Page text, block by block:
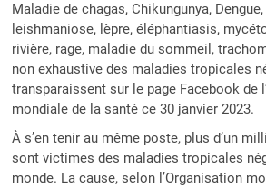
Maladie de chagas, Chikungunya,
leishmaniose, lèpre, éléphantiasis,
rivière, rage, maladie du sommeil,
non exhaustive des maladies tropicales
transparaissent sur le page Facebook de
mondiale de la santé ce 30 janvier 2023.
À s’en tenir au même poste, plus d’un
sont victimes des maladies tropicales
monde. La cause, selon l’Organisation